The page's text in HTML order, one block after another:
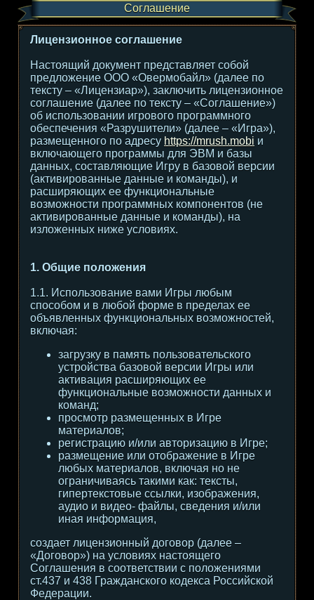
Соглашение
Лицензионное соглашение
Настоящий документ представляет собой
предложение ООО «Овермобайл» (далее по
тексту – «Лицензиар»), заключить лицензионное
соглашение (далее по тексту – «Соглашение»)
об использовании игрового программного
обеспечения «Разрушители» (далее – «Игра»),
размещенного по адресу https://mrush.mobi и
включающего программы для ЭВМ и базы
данных, составляющие Игру в базовой версии
(активированные данные и команды), и
расширяющих ее функциональные
возможности программных компонентов (не
активированные данные и команды), на
изложенных ниже условиях.
1. Общие положения
1.1. Использование вами Игры любым
способом и в любой форме в пределах ее
объявленных функциональных возможностей,
включая:
загрузку в память пользовательского
устройства базовой версии Игры или
активация расширяющих ее
функциональные возможности данных и
команд;
просмотр размещенных в Игре
материалов;
регистрацию и/или авторизацию в Игре;
размещение или отображение в Игре
любых материалов, включая но не
ограничиваясь такими как: тексты,
гипертекстовые ссылки, изображения,
аудио и видео- файлы, сведения и/или
иная информация,
создает лицензионный договор (далее –
«Договор») на условиях настоящего
Соглашения в соответствии с положениями
ст.437 и 438 Гражданского кодекса Российской
Федерации.